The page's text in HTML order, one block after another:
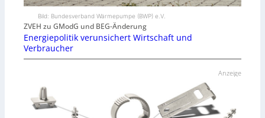
Bild: Bundesverband Wärmepumpe (BWP) e.V.
ZVEH zu GModG und BEG-Änderung
Energiepolitik verunsichert Wirtschaft und
Verbraucher
Anzeige